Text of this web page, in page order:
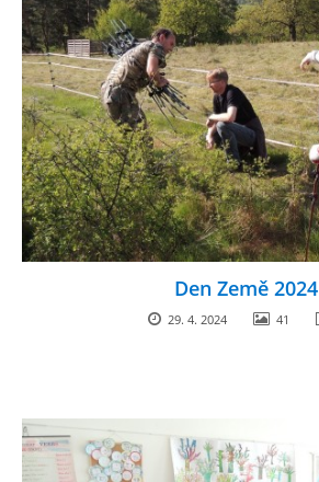
Den Země 2024
29. 4. 2024 41